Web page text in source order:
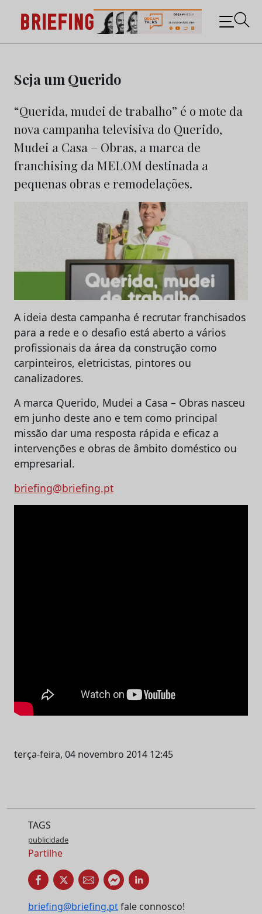
content
Briefing: Todas as notícias sobre os negócios do
Marketing e da Publicidade
Seja um Querido
“Querida, mudei de trabalho” é o mote da
nova campanha televisiva do Querido,
Mudei a Casa – Obras, a marca de
franchising da MELOM destinada a
pequenas obras e remodelações.
A ideia desta campanha é recrutar franchisados
para a rede e o desafio está aberto a vários
profissionais da área da construção como
carpinteiros, eletricistas, pintores ou
canalizadores.
A marca Querido, Mudei a Casa – Obras nasceu
em junho deste ano e tem como principal
missão dar uma resposta rápida e eficaz a
intervenções e obras de âmbito doméstico ou
empresarial.
briefing@briefing.pt
terça-feira, 04 novembro 2014 12:45
TAGS
publicidade
Partilhe
briefing@briefing.ptfale connosco!